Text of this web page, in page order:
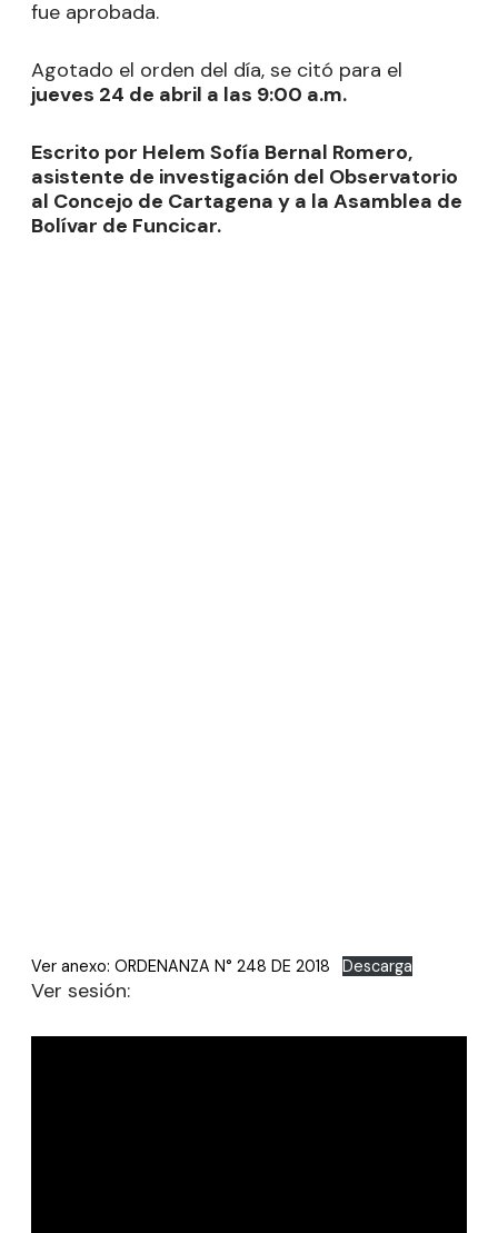
fue aprobada.
Agotado el orden del día, se citó para el
jueves 24 de abril a las 9:00 a.m.
Escrito por Helem Sofía Bernal Romero,
asistente de investigación del Observatorio
al Concejo de Cartagena y a la Asamblea de
Bolívar de Funcicar.
Ver anexo: ORDENANZA N° 248 DE 2018 Descarga
Ver sesión: